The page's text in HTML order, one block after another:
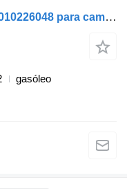
DAF Dash Vent (Air Vent Grille) 5010226048 para camião DAF LF
gasóleo